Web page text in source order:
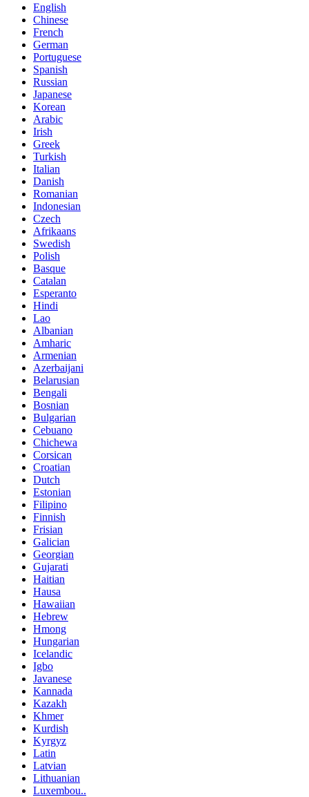
English
Chinese
French
German
Portuguese
Spanish
Russian
Japanese
Korean
Arabic
Irish
Greek
Turkish
Italian
Danish
Romanian
Indonesian
Czech
Afrikaans
Swedish
Polish
Basque
Catalan
Esperanto
Hindi
Lao
Albanian
Amharic
Armenian
Azerbaijani
Belarusian
Bengali
Bosnian
Bulgarian
Cebuano
Chichewa
Corsican
Croatian
Dutch
Estonian
Filipino
Finnish
Frisian
Galician
Georgian
Gujarati
Haitian
Hausa
Hawaiian
Hebrew
Hmong
Hungarian
Icelandic
Igbo
Javanese
Kannada
Kazakh
Khmer
Kurdish
Kyrgyz
Latin
Latvian
Lithuanian
Luxembou..